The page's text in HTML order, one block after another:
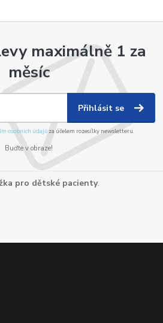
maximálně 1 za
měsíc
Přihlásit se
osobních údajůza účelem rozesílky newsletteru.
Buďte v obraze!
pro dětské pacienty.